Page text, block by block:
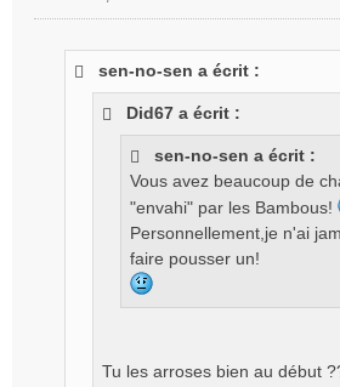
sen-no-sen a écrit :
Did67 a écrit :
sen-no-sen a écrit :
Vous avez beaucoup de
"envahi" par les Bambous!
Personnellement,je n'ai
faire pousser un!
Tu les arroses bien au début